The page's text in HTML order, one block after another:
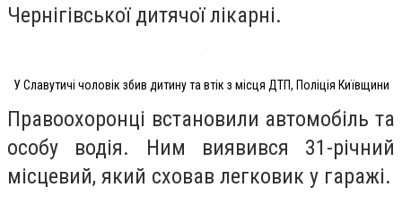
Чернігівської дитячої лікарні.
У Славутичі чоловік збив дитину та втік з місця ДТП, Поліція Київщини
Правоохоронці встановили автомобіль та
особу водія. Ним виявився 31-річний
місцевий, який сховав легковик у гаражі.